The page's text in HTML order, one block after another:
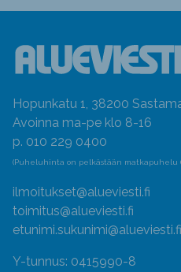
Hopunkatu 1, 38200
Avoinna ma-pe klo 8-16
p. 010 229 0400
(Puheluhinta on pelkästään matkapuhelu
ilmoitukset@alueviesti.fi
toimitus@alueviesti.fi
etunimi.sukunimi@alueviesti.fi
Y-tunnus: 0415990-8